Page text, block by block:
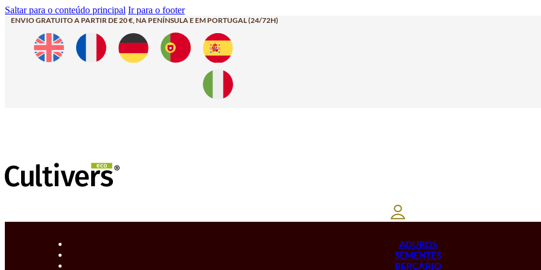
Saltar para o conteúdo principal Ir para o footer
ENVIO GRATUITO A PARTIR DE 20 €, NA PENÍNSULA E EM PORTUGAL (24/72H)
ADUBOS
SEMENTES
BERÇÁRIO